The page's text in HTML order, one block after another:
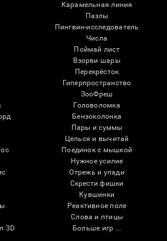
3D
Карамельная линия
Пазлы
Пингвин-исследователь
Числа
Поймай лист
Взорви шары
Перекрёсток
Гиперпространство
ЗооФреш
Головоломка
Бензоколонка
Пары и суммы
Целься и вычитай
Поединок с мышкой
Нужное усилие
Отрежь и упади
Скрести фишки
Кувшинки
Реактивное поле
Слова и птицы
Больше игр ...